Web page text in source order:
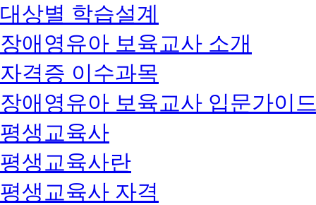
대상별 학습설계
장애영유아 보육교사 소개
자격증 이수과목
장애영유아 보육교사 입문가이
평생교육사
평생교육사란
평생교육사 자격